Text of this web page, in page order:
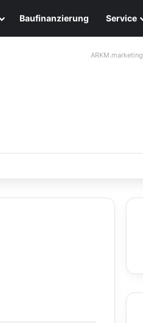
Baufinanzierung Service
ARKM.marketing
Zuhause